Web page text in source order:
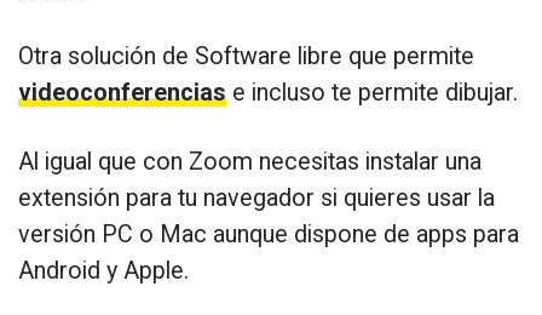
Otra solución de Software libre que permite
videoconferencias e incluso te permite dibujar.
Al igual que con Zoom necesitas instalar una
extensión para tu navegador si quieres usar la
versión PC o Mac aunque dispone de apps para
Android y Apple.